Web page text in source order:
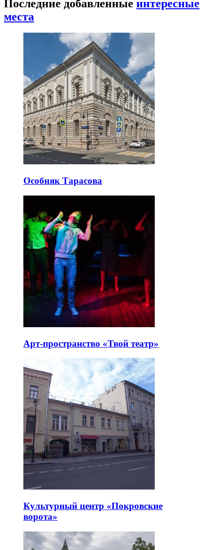
Последние добавленные интересные
места
Особняк Тарасова
Арт-пространство «Твой театр»
Культурный центр «Покровские
ворота»